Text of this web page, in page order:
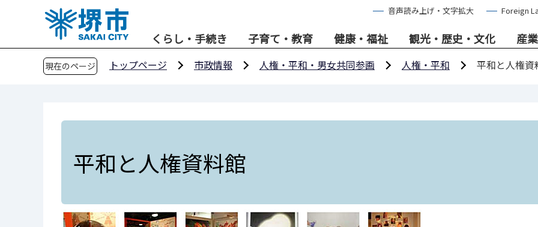
音声読み上げ・文字拡大 Foreign
くらし・手続き 子育て・教育 健康・福祉 観光・歴史・文化 産
現在のページ トップページ 市政情報 人権・平和・男女共同参画 人権・平和 平和と人権資
平和と人権資料館